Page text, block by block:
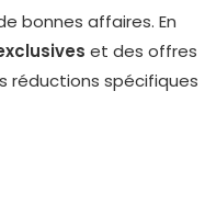
bonnes affaires. En
et des offres
réductions spécifiques